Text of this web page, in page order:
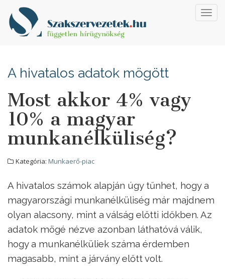
A hivatalos adatok mögött
Most akkor 4% vagy
10% a magyar
munkanélküliség?
Kategória: Munkaerő-piac
A hivatalos számok alapján úgy tűnhet, hogy a
magyarországi munkanélküliség már majdnem
olyan alacsony, mint a válság előtti időkben. Az
adatok mögé nézve azonban láthatóvá válik,
hogy a munkanélküliek száma érdemben
magasabb, mint a járvány előtt volt.